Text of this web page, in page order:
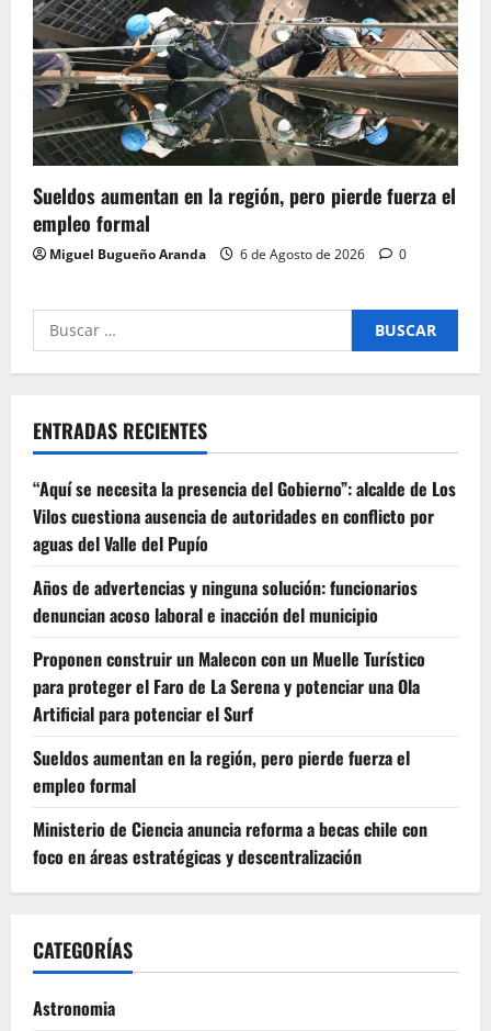
Sueldos aumentan en la región, pero pierde fuerza el
empleo formal
Miguel Bugueño Aranda 6 de Agosto de 2026 0
Buscar
por:
ENTRADAS RECIENTES
“Aquí se necesita la presencia del Gobierno”: alcalde de Los
Vilos cuestiona ausencia de autoridades en conflicto por
aguas del Valle del Pupío
Años de advertencias y ninguna solución: funcionarios
denuncian acoso laboral e inacción del municipio
Proponen construir un Malecon con un Muelle Turístico
para proteger el Faro de La Serena y potenciar una Ola
Artificial para potenciar el Surf
Sueldos aumentan en la región, pero pierde fuerza el
empleo formal
Ministerio de Ciencia anuncia reforma a becas chile con
foco en áreas estratégicas y descentralización
CATEGORÍAS
Astronomia